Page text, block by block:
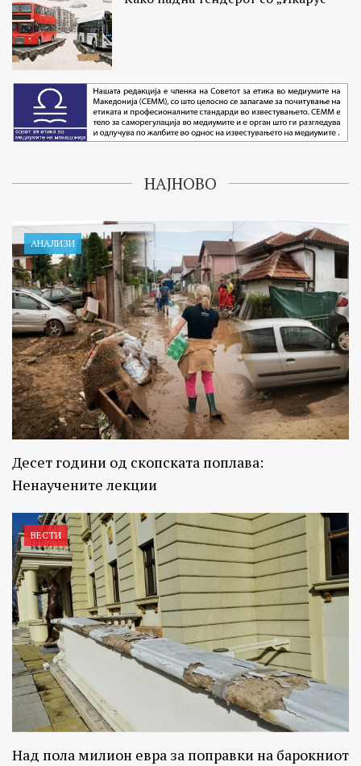
НАЈНОВО
АНАЛИЗИ
Десет години од скопската поплава:
Ненаучените лекции
ВЕСТИ
Над пола милион евра за поправки на барокниот